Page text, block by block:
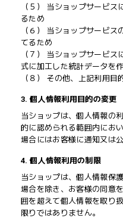
（５） 当ショップサービ
るため
（６） 当ショップサービ
てるため
（７） 当ショップサービ
式に加工した統計データを
（８） その他、上記利用目
3. 個人情報利用目的の変更
当ショップは、個人情報の
的に認められる範囲内にお
場合にはお客様に通知又は公
4. 個人情報利用の制限
当ショップは、個人情報保
場合を除き、お客様の同意
囲を超えて個人情報を取り
限りではありません。